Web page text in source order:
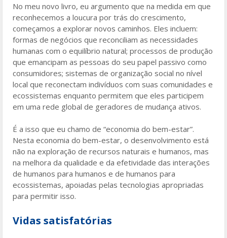
No meu novo livro, eu argumento que na medida em que
reconhecemos a loucura por trás do crescimento,
começamos a explorar novos caminhos. Eles incluem:
formas de negócios que reconciliam as necessidades
humanas com o equilíbrio natural; processos de produção
que emancipam as pessoas do seu papel passivo como
consumidores; sistemas de organização social no nível
local que reconectam indivíduos com suas comunidades e
ecossistemas enquanto permitem que eles participem
em uma rede global de geradores de mudança ativos.
É a isso que eu chamo de “economia do bem-estar”.
Nesta economia do bem-estar, o desenvolvimento está
não na exploração de recursos naturais e humanos, mas
na melhora da qualidade e da efetividade das interações
de humanos para humanos e de humanos para
ecossistemas, apoiadas pelas tecnologias apropriadas
para permitir isso.
Vidas satisfatórias